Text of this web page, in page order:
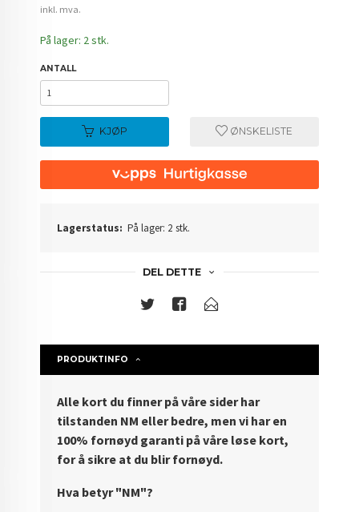
inkl. mva.
På lager: 2 stk.
ANTALL
KJØP ØNSKELISTE
Lagerstatus: På lager: 2 stk.
DEL DETTE
PRODUKTINFO
Alle kort du finner på våre sider har
tilstanden NM eller bedre, men vi har en
100% fornøyd garanti på våre løse kort,
for å sikre at du blir fornøyd.
Hva betyr "NM"?